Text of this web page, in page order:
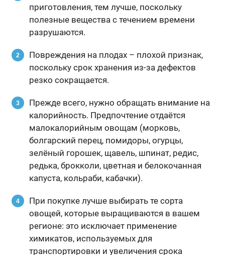
приготовления, тем лучше, поскольку
полезные вещества с течением времени
разрушаются.
Повреждения на плодах – плохой признак,
поскольку срок хранения из-за дефектов
резко сокращается.
Прежде всего, нужно обращать внимание на
калорийность. Предпочтение отдаётся
малокалорийным овощам (морковь,
болгарский перец, помидоры, огурцы,
зелёный горошек, щавель, шпинат, редис,
редька, брокколи, цветная и белокочанная
капуста, кольраби, кабачки).
При покупке лучше выбирать те сорта
овощей, которые выращиваются в вашем
регионе: это исключает применение
химикатов, используемых для
транспортировки и увеличения срока